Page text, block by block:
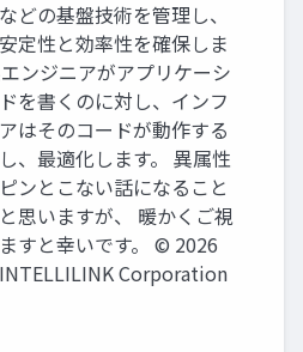
どの基盤技術を管理し、
定性と効率性を確保しま
ンジニアがアプリケーシ
を書くのに対し、インフ
はそのコードが動作する
、最適化します。 異属性
ンとこない話になること
思いますが、 暖かくご視
すと幸いです。 © 2026
Corporation